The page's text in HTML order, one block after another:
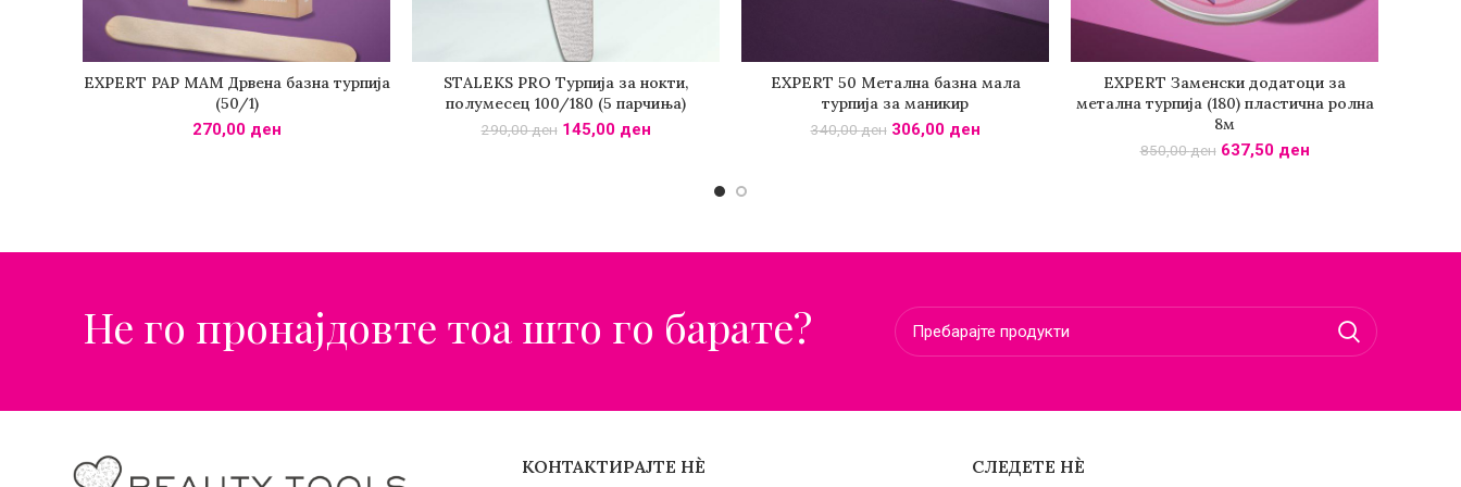
ДОДАДИ ВО КОШНИЧКА
EXPERT PAP MAM Дрвена базна турпија
(50/1)
270,00 ден
ПОВЕЌЕ
STALEKS PRO Турпија за нокти,
полумесец 100/180 (5 парчиња)
290,00ден 145,00 ден
ДОДАДИ ВО КОШНИЧКА
EXPERT 50 Метална базна мала
турпија за маникир
340,00ден 306,00 ден
ПОВЕЌЕ
EXPERT Заменски додатоци за
метална турпија (180) пластична ролна
8м
850,00ден 637,50 ден
Не го пронајдовте тоа што го барате?
КОНТАКТИРАЈТЕ НЀ СЛЕДЕТЕ НЀ